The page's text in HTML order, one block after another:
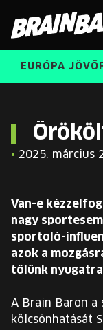
Bar
KORÁBBI
BRAIN BAR™
KARRIER
EURÓPA
EURÓPA
INGYENES
KOSÁR
• 2025. március
Van-e
nagy
sportoló-
azok a
tőlünk
A Brain Baron a
kölcsönhatását